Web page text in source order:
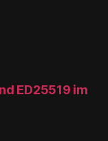
ED25519 im